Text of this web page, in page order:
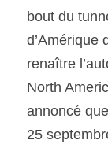
bout du
d’Amérique
renaître
North
annoncé
25